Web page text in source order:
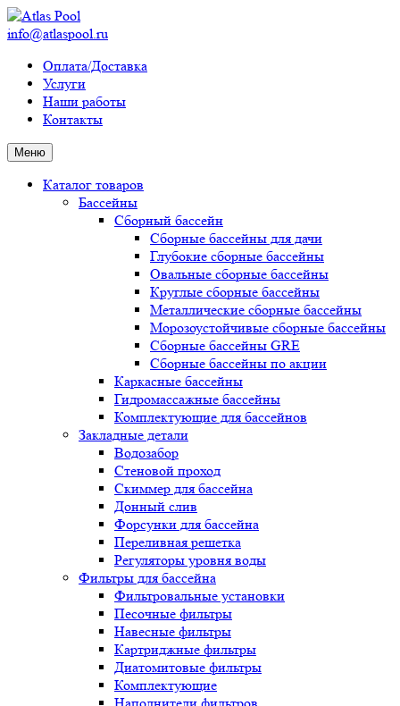
info@atlaspool.ru
Оплата/Доставка
Услуги
Наши работы
Контакты
Меню
Каталог товаров
Бассейны
Сборный бассейн
Сборные бассейны для дачи
Глубокие сборные бассейны
Овальные сборные бассейны
Круглые сборные бассейны
Металлические сборные бассейны
Морозоустойчивые сборные бассейны
Сборные бассейны GRE
Сборные бассейны по акции
Каркасные бассейны
Гидромассажные бассейны
Комплектующие для бассейнов
Закладные детали
Водозабор
Стеновой проход
Скиммер для бассейна
Донный слив
Форсунки для бассейна
Переливная решетка
Регуляторы уровня воды
Фильтры для бассейна
Фильтровальные установки
Песочные фильтры
Навесные фильтры
Картриджные фильтры
Диатомитовые фильтры
Комплектующие